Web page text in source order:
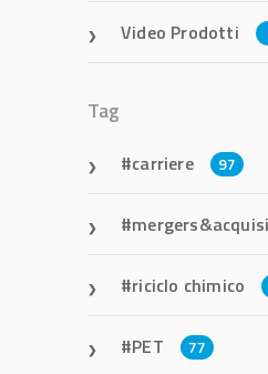
Video Prodotti
Tag
carriere 97
riciclo chimico
PET 77